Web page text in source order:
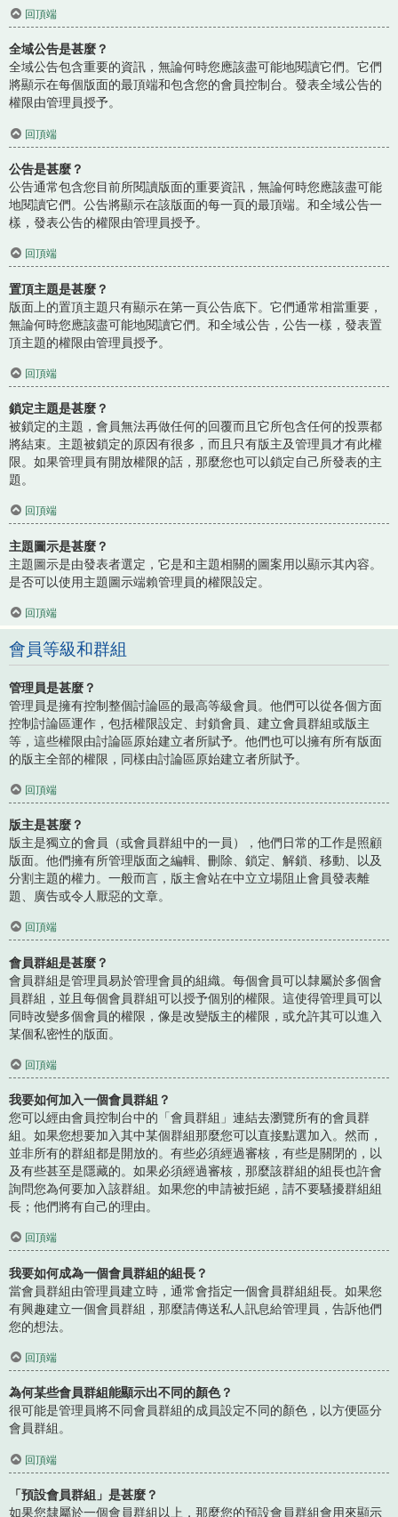
回頂端
全域公告是甚麼？
全域公告包含重要的資訊，無論何時您應該盡可能地閱讀它們。它們
將顯示在每個版面的最頂端和包含您的會員控制台。發表全域公告的
權限由管理員授予。
回頂端
公告是甚麼？
公告通常包含您目前所閱讀版面的重要資訊，無論何時您應該盡可能
地閱讀它們。公告將顯示在該版面的每一頁的最頂端。和全域公告一
樣，發表公告的權限由管理員授予。
回頂端
置頂主題是甚麼？
版面上的置頂主題只有顯示在第一頁公告底下。它們通常相當重要，
無論何時您應該盡可能地閱讀它們。和全域公告，公告一樣，發表置
頂主題的權限由管理員授予。
回頂端
鎖定主題是甚麼？
被鎖定的主題，會員無法再做任何的回覆而且它所包含任何的投票都
將結束。主題被鎖定的原因有很多，而且只有版主及管理員才有此權
限。如果管理員有開放權限的話，那麼您也可以鎖定自己所發表的主
題。
回頂端
主題圖示是甚麼？
主題圖示是由發表者選定，它是和主題相關的圖案用以顯示其內容。
是否可以使用主題圖示端賴管理員的權限設定。
回頂端
會員等級和群組
管理員是甚麼？
管理員是擁有控制整個討論區的最高等級會員。他們可以從各個方面
控制討論區運作，包括權限設定、封鎖會員、建立會員群組或版主
等，這些權限由討論區原始建立者所賦予。他們也可以擁有所有版面
的版主全部的權限，同樣由討論區原始建立者所賦予。
回頂端
版主是甚麼？
版主是獨立的會員（或會員群組中的一員），他們日常的工作是照顧
版面。他們擁有所管理版面之編輯、刪除、鎖定、解鎖、移動、以及
分割主題的權力。一般而言，版主會站在中立立場阻止會員發表離
題、廣告或令人厭惡的文章。
回頂端
會員群組是甚麼？
會員群組是管理員易於管理會員的組織。每個會員可以隸屬於多個會
員群組，並且每個會員群組可以授予個別的權限。這使得管理員可以
同時改變多個會員的權限，像是改變版主的權限，或允許其可以進入
某個私密性的版面。
回頂端
我要如何加入一個會員群組？
您可以經由會員控制台中的「會員群組」連結去瀏覽所有的會員群
組。如果您想要加入其中某個群組那麼您可以直接點選加入。然而，
並非所有的群組都是開放的。有些必須經過審核，有些是關閉的，以
及有些甚至是隱藏的。如果必須經過審核，那麼該群組的組長也許會
詢問您為何要加入該群組。如果您的申請被拒絕，請不要騷擾群組組
長；他們將有自己的理由。
回頂端
我要如何成為一個會員群組的組長？
當會員群組由管理員建立時，通常會指定一個會員群組組長。如果您
有興趣建立一個會員群組，那麼請傳送私人訊息給管理員，告訴他們
您的想法。
回頂端
為何某些會員群組能顯示出不同的顏色？
很可能是管理員將不同會員群組的成員設定不同的顏色，以方便區分
會員群組。
回頂端
「預設會員群組」是甚麼？
如果您隸屬於一個會員群組以上，那麼您的預設會員群組會用來顯示